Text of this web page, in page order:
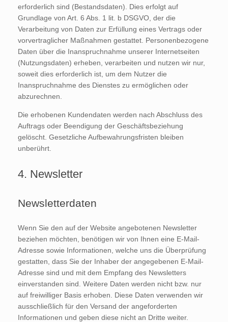
erforderlich sind (Bestandsdaten). Dies erfolgt auf
Grundlage von Art. 6 Abs. 1 lit. b DSGVO, der die
Verarbeitung von Daten zur Erfüllung eines Vertrags oder
vorvertraglicher Maßnahmen gestattet. Personenbezogene
Daten über die Inanspruchnahme unserer Internetseiten
(Nutzungsdaten) erheben, verarbeiten und nutzen wir nur,
soweit dies erforderlich ist, um dem Nutzer die
Inanspruchnahme des Dienstes zu ermöglichen oder
abzurechnen.
Die erhobenen Kundendaten werden nach Abschluss des
Auftrags oder Beendigung der Geschäftsbeziehung
gelöscht. Gesetzliche Aufbewahrungsfristen bleiben
unberührt.
4. Newsletter
Newsletterdaten
Wenn Sie den auf der Website angebotenen Newsletter
beziehen möchten, benötigen wir von Ihnen eine E-Mail-
Adresse sowie Informationen, welche uns die Überprüfung
gestatten, dass Sie der Inhaber der angegebenen E-Mail-
Adresse sind und mit dem Empfang des Newsletters
einverstanden sind. Weitere Daten werden nicht bzw. nur
auf freiwilliger Basis erhoben. Diese Daten verwenden wir
ausschließlich für den Versand der angeforderten
Informationen und geben diese nicht an Dritte weiter.